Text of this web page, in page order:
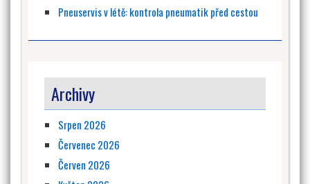
Pneuservis v létě: kontrola pneumatik před cestou
Archivy
Srpen 2026
Červenec 2026
Červen 2026